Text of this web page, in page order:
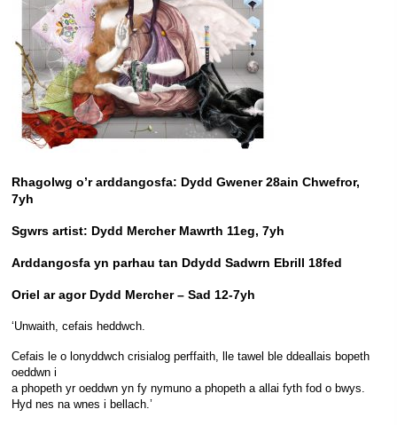
Rhagolwg o’r arddangosfa: Dydd Gwener 28ain Chwefror,
7yh
Sgwrs artist: Dydd Mercher Mawrth 11eg, 7yh
Arddangosfa yn parhau tan Ddydd Sadwrn Ebrill 18fed
Oriel ar agor Dydd Mercher – Sad 12-7yh
‘Unwaith, cefais heddwch.
Cefais le o lonyddwch crisialog perffaith, lle tawel ble ddeallais bopeth
oeddwn i
a phopeth yr oeddwn yn fy nymuno a phopeth a allai fyth fod o bwys.
Hyd nes na wnes i bellach.’